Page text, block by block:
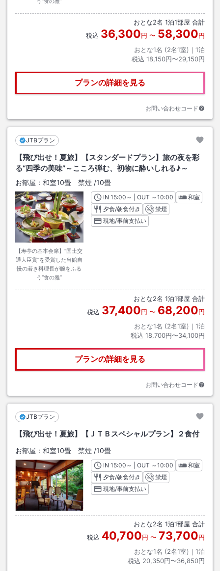
おとな2名 1泊1部屋 合計
税込 36,300円 〜 58,300円
おとな1名 (2名1室)｜ 1泊
税込 18,150円〜29,150円
プランの詳細を見る
お問い合わせコード
JTBプラン
【飛び出せ！夏旅】【スタンダードプラン】旅の夜を彩
る“四季の美味”～こころ弾む、初物に酔いしれる♪～
お部屋： 和室10畳 禁煙 /10畳
【寿亭の基本会席】“国土交
通大臣賞”を受賞した当館自
慢の若き料理長が腕をふる
う“食の雅”
INチェックイン
15:00 ～ | OUT チェックアウト
～10:00
和室
夕食/朝食付き
禁煙
現地/事前支払い
おとな2名 1泊1部屋 合計
税込 37,400円 〜 68,200円
おとな1名 (2名1室)｜ 1泊
税込 18,700円〜34,100円
プランの詳細を見る
お問い合わせコード
JTBプラン
【飛び出せ！夏旅】【ＪＴＢスペシャルプラン】２食付
お部屋： 和室10畳 禁煙 /10畳
INチェックイン
15:00 ～ | OUT チェックアウト
～10:00
和室
夕食/朝食付き
禁煙
現地/事前支払い
おとな2名 1泊1部屋 合計
税込 40,700円 〜 73,700円
おとな1名 (2名1室)｜ 1泊
税込 20,350円〜36,850円